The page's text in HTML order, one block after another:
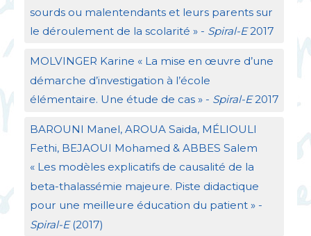
sourds ou malentendants et leurs parents sur
le déroulement de la scolarité » - Spiral-E2017
MOLVINGER Karine « La mise en œuvre d’une
démarche d’investigation à l’école
élémentaire. Une étude de cas » - Spiral-E2017
BAROUNI Manel, AROUASaida, MÉLIOULI
Fethi, BEJAOUI Mohamed & ABBES Salem
« Les modèles explicatifs de causalité de la
beta-thalassémie majeure. Piste didactique
pour une meilleure éducation du patient » -
Spiral-E(2017)